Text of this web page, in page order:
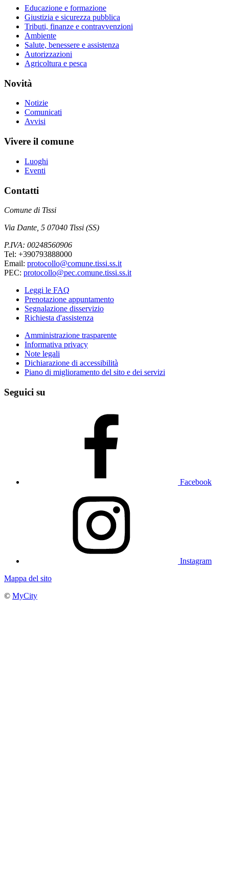
Educazione e formazione
Giustizia e sicurezza pubblica
Tributi, finanze e contravvenzioni
Ambiente
Salute, benessere e assistenza
Autorizzazioni
Agricoltura e pesca
Novità
Notizie
Comunicati
Avvisi
Vivere il comune
Luoghi
Eventi
Contatti
Comune di Tissi
Via Dante, 5 07040 Tissi (SS)
P.IVA: 00248560906
Tel: +390793888000
Email: protocollo@comune.tissi.ss.it
PEC: protocollo@pec.comune.tissi.ss.it
Leggi le FAQ
Prenotazione appuntamento
Segnalazione disservizio
Richiesta d'assistenza
Amministrazione trasparente
Informativa privacy
Note legali
Dichiarazione di accessibilità
Piano di miglioramento del sito e dei servizi
Seguici su
Facebook
Instagram
Mappa del sito
© MyCity